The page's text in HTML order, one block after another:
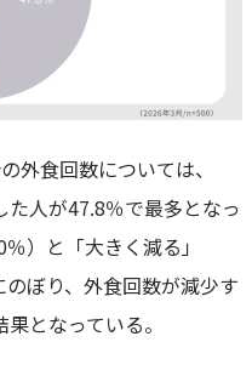
外食回数については、
た人が47.8％で最多となっ
）と「大きく減る」
のぼり、外食回数が減少す
となっている。